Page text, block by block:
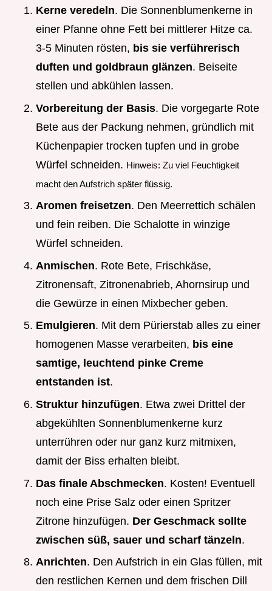
Kerne veredeln. Die Sonnenblumenkerne in
einer Pfanne ohne Fett bei mittlerer Hitze ca.
3-5 Minuten rösten, bis sie verführerisch
duften und goldbraun glänzen. Beiseite
stellen und abkühlen lassen.
Vorbereitung der Basis. Die vorgegarte Rote
Bete aus der Packung nehmen, gründlich mit
Küchenpapier trocken tupfen und in grobe
Würfel schneiden. Hinweis: Zu viel Feuchtigkeit
macht den Aufstrich später flüssig.
Aromen freisetzen. Den Meerrettich schälen
und fein reiben. Die Schalotte in winzige
Würfel schneiden.
Anmischen. Rote Bete, Frischkäse,
Zitronensaft, Zitronenabrieb, Ahornsirup und
die Gewürze in einen Mixbecher geben.
Emulgieren. Mit dem Pürierstab alles zu einer
homogenen Masse verarbeiten, bis eine
samtige, leuchtend pinke Creme
entstanden ist.
Struktur hinzufügen. Etwa zwei Drittel der
abgekühlten Sonnenblumenkerne kurz
unterrühren oder nur ganz kurz mitmixen,
damit der Biss erhalten bleibt.
Das finale Abschmecken. Kosten! Eventuell
noch eine Prise Salz oder einen Spritzer
Zitrone hinzufügen. Der Geschmack sollte
zwischen süß, sauer und scharf tänzeln.
Anrichten. Den Aufstrich in ein Glas füllen, mit
den restlichen Kernen und dem frischen Dill